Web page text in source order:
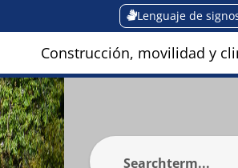
Lenguaje de
Construcción, movilidad y